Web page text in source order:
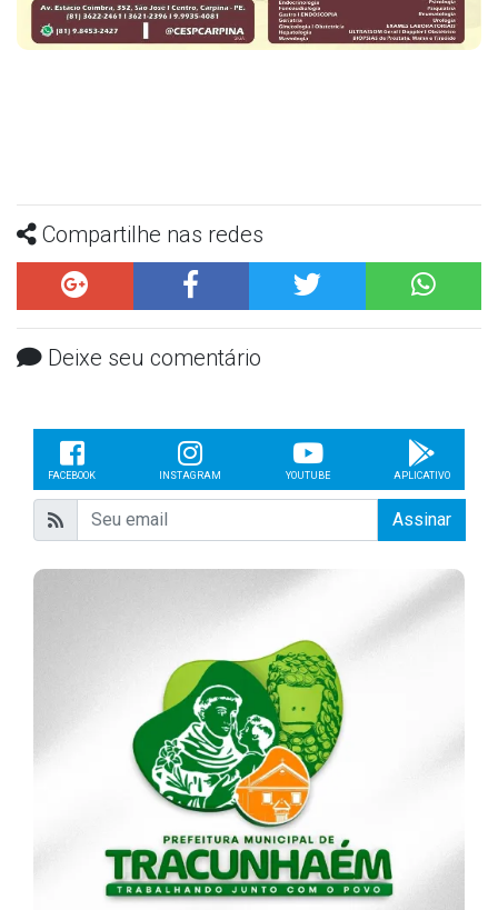
Compartilhe nas redes
Deixe seu comentário
FACEBOOK INSTAGRAM YOUTUBE APLICATIVO
Assinar